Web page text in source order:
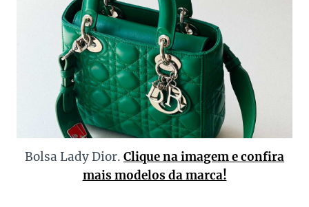
Bolsa Lady Dior. Clique na imagem e confira
mais modelos da marca!